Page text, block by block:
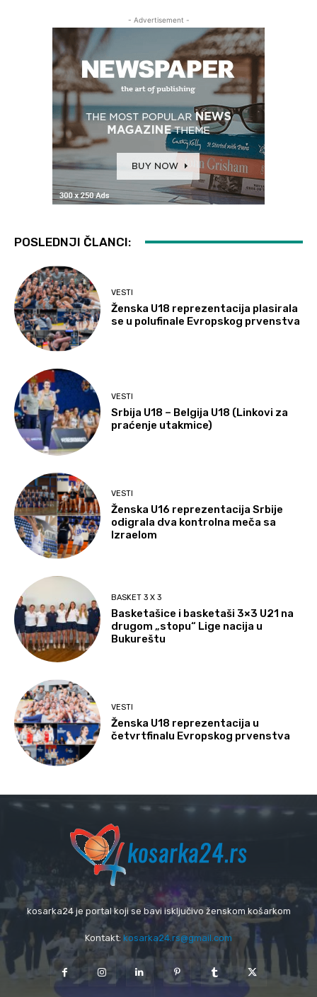
- Advertisement -
POSLEDNJI ČLANCI:
VESTI
Ženska U18 reprezentacija plasirala
se u polufinale Evropskog prvenstva
VESTI
Srbija U18 – Belgija U18 (Linkovi za
praćenje utakmice)
VESTI
Ženska U16 reprezentacija Srbije
odigrala dva kontrolna meča sa
Izraelom
BASKET 3 X 3
Basketašice i basketaši 3×3 U21 na
drugom „stopu“ Lige nacija u
Bukureštu
VESTI
Ženska U18 reprezentacija u
četvrtfinalu Evropskog prvenstva
kosarka24 je portal koji se bavi isključivo ženskom košarkom
Kontakt: kosarka24.rs@gmail.com